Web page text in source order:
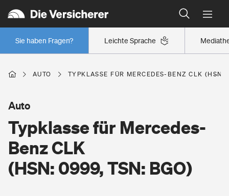
Leichte Sprache
Sie haben Fragen?
Wer versichert was: Jetzt Versicherer finden
Regionalklassen: So ist Ihre Region eingestuft
Wer versichert was: Jetzt Versicherer finden
Berufsunfähigkeitsversicherung
Wohnen
Wohngebäudeversicherung
AUTO TYPKLASSE FÜR MERCEDES-BENZ CLK
Typklasse für Mercedes-
Benz CLK
(HSN: 0999, TSN: BGO)
Auto